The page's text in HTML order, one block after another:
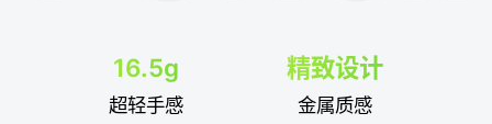
16.5g
超轻手感
精致设计
金属质感